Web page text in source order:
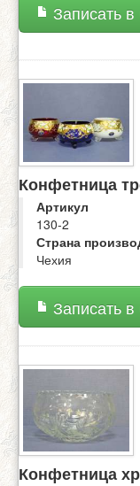
Записать в
Конфетница
Артикул
130-2
Страна
Чехия
Записать в
Конфетница